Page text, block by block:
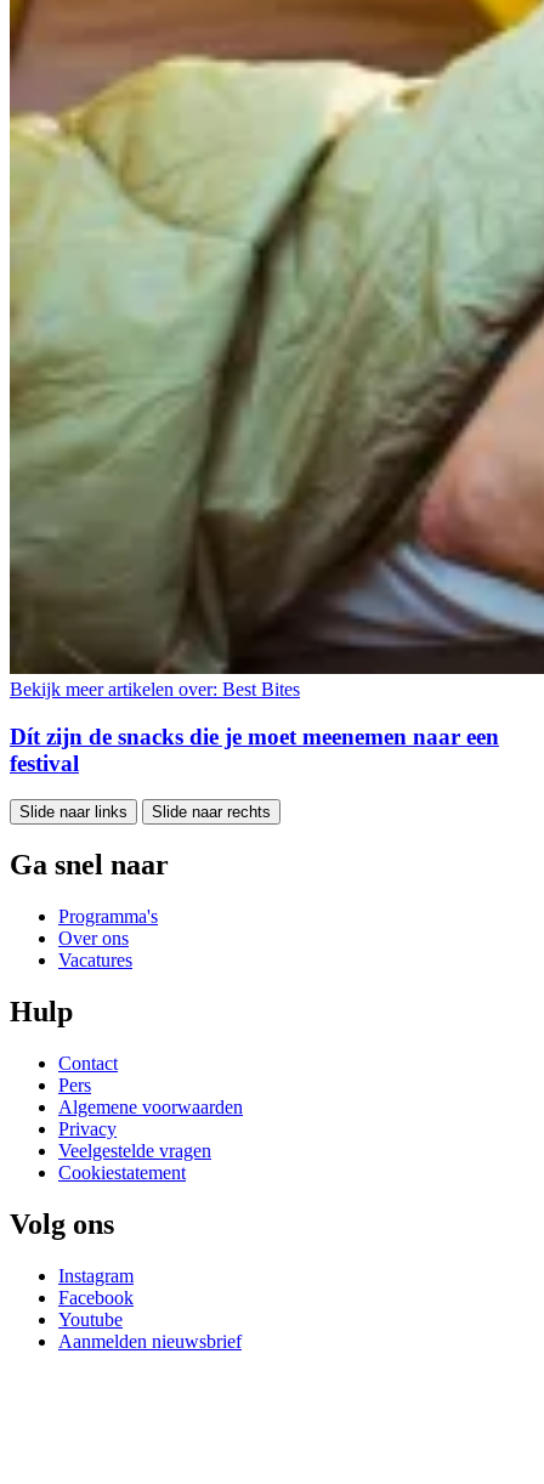
Bekijk meer artikelen over: Best Bites
Dít zijn de snacks die je moet meenemen naar een
festival
Slide naar links Slide naar rechts
Ga snel naar
Programma's
Over ons
Vacatures
Hulp
Contact
Pers
Algemene voorwaarden
Privacy
Veelgestelde vragen
Cookiestatement
Volg ons
Instagram
Facebook
Youtube
Aanmelden nieuwsbrief